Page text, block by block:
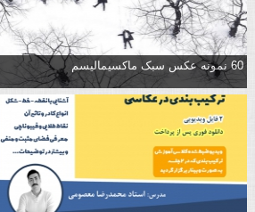
60 نمونه عکس سبک ماکسیمالیسم